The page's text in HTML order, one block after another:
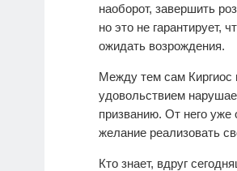
наоборот, завершить
но это не гарантирует,
ожидать возрождения.
Между тем сам Киргиос
удовольствием
призванию. От него уже
желание реализовать
Кто знает, вдруг